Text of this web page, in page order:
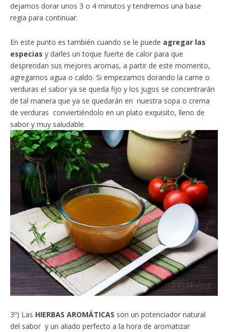
dejamos dorar unos 3 o 4 minutos y tendremos una base
regia para continuar.
En este punto es también cuando se le puede agregar las
especias y darles un toque fuerte de calor para que
desprendan sus mejores aromas, a partir de este momento,
agregamos agua o caldo. Si empezamos dorando la carne o
verduras el sabor ya se queda fijo y los jugos se concentrarán
de tal manera que ya se quedarán en nuestra sopa o crema
de verduras conviertiéndolo en un plato exquisito, lleno de
sabor y muy saludable.
3º) Las HIERBAS AROMÁTICAS son un potenciador natural
del sabor y un aliado perfecto a la hora de aromatizar